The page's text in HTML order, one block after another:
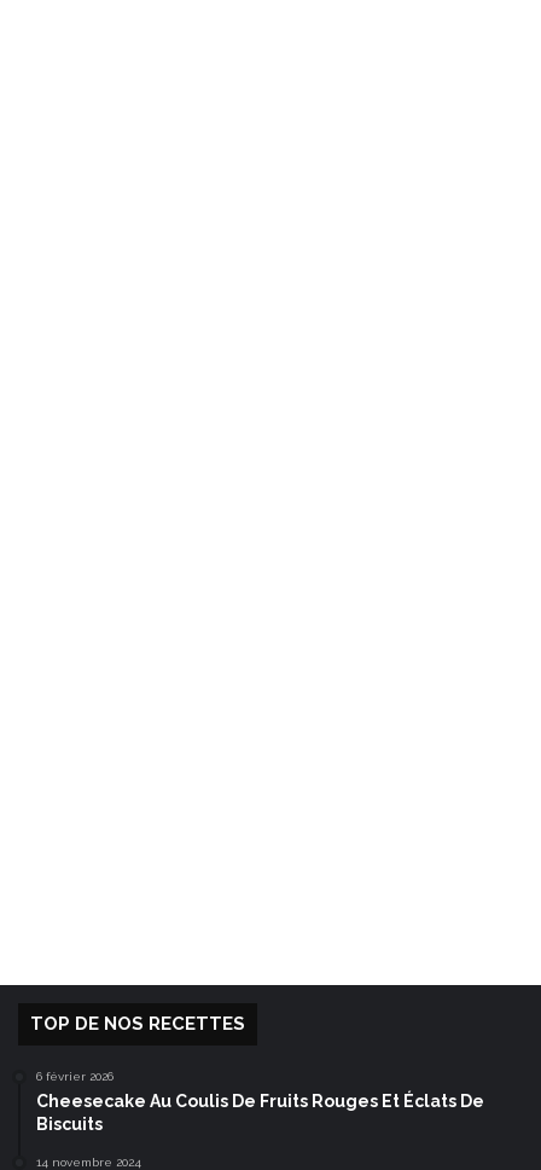
TOP DE NOS RECETTES
6 février 2026
Cheesecake Au Coulis De Fruits Rouges Et Éclats De
Biscuits
14 novembre 2024